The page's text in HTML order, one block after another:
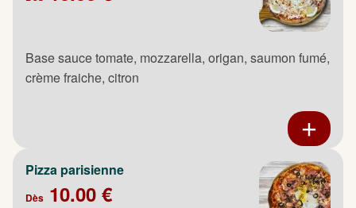
Base sauce tomate, mozzarella, origan, saumon fumé,
crème fraiche, citron
Pizza parisienne
Dès 10.00 €